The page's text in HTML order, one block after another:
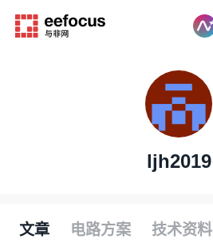
ljh2019
文章 电路方案 技术资料